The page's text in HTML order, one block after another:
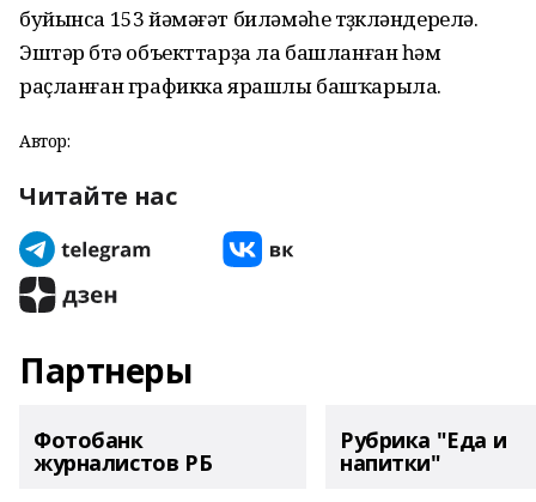
буйынса 153 йәмәғәт биләмәһе төҙөкләндерелә.
Эштәр бөтә объекттарҙа ла башланған һәм
раҫланған графикка ярашлы башҡарыла.
Автор:
Читайте нас
Партнеры
Фотобанк
журналистов РБ
Рубрика "Еда и
напитки"